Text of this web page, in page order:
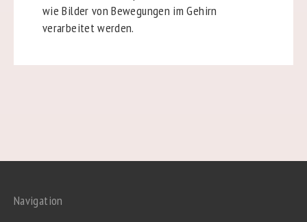
wie Bilder von Bewegungen im Gehirn
verarbeitet werden.
Navigation